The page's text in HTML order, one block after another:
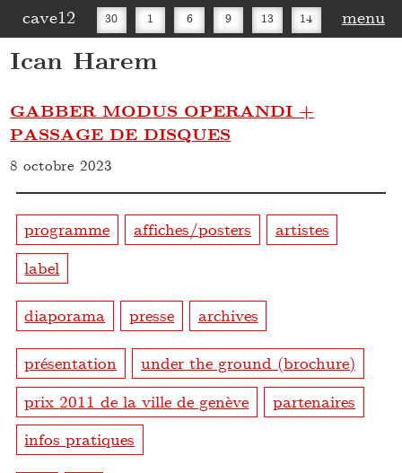
cave12 30 1 6 9 13 14 menu
Ican Harem
GABBER MODUS OPERANDI +
PASSAGE DE DISQUES
8 octobre 2023
programme affiches/posters
artistes
label
diaporama presse archives
présentation
under the ground (brochure)
prix 2011 de la ville de genève
partenaires
infos pratiques